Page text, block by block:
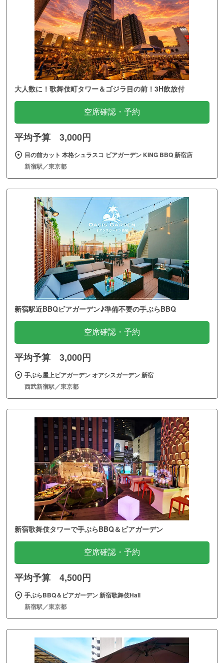
大人数に！歌舞伎町タワー＆ゴジラ目の前！3H飲放付
空席確認・予約
平均予算 3,000円
目の前カット 本格シュラスコ ビアガーデン KING BBQ 新宿店
新宿駅／東京都
新宿駅近BBQビアガーデン♪準備不要の手ぶらBBQ
空席確認・予約
平均予算 3,000円
手ぶら屋上ビアガーデン オアシスガーデン 新宿
西武新宿駅／東京都
新宿歌舞伎タワーで手ぶらBBQ＆ビアガーデン
空席確認・予約
平均予算 4,500円
手ぶらBBQ＆ビアガーデン 新宿歌舞伎Hall
新宿駅／東京都